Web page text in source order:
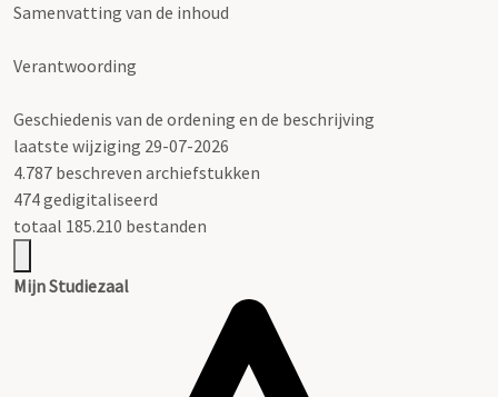
Samenvatting van de inhoud
Verantwoording
Geschiedenis van de ordening en de beschrijving
laatste wijziging 29-07-2026
4.787 beschreven archiefstukken
474 gedigitaliseerd
totaal 185.210 bestanden
Mijn Studiezaal